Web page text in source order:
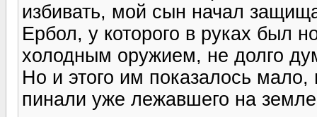
избивать, мой сын начал
Ербол, у которого в руках был
холодным оружием, не долго
Но и этого им показалось
пинали уже лежавшего на